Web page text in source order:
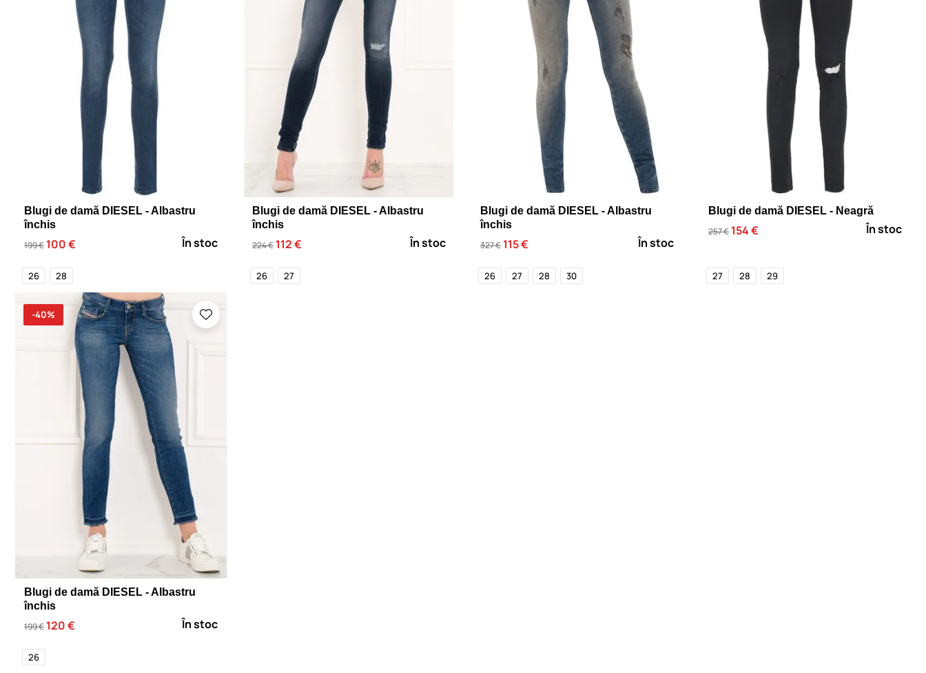
Blugi de damă DIESEL - Albastru
închis
199 € 100 € În stoc
26 28
Blugi de damă DIESEL - Albastru
închis
224 € 112 € În stoc
26 27
Blugi de damă DIESEL - Albastru
închis
327 € 115 € În stoc
26 27 28 30
Blugi de damă DIESEL - Neagră
257 € 154 € În stoc
27 28 29
-40%
Blugi de damă DIESEL - Albastru
închis
199 € 120 € În stoc
26